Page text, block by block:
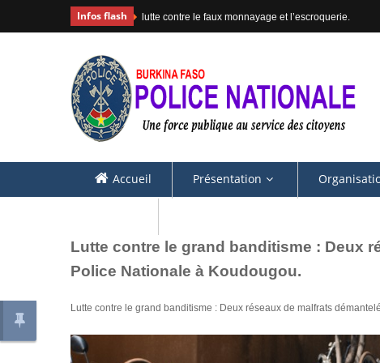
Infos flash #COMMUNIQUE
Accueil Présentation
Lutte contre le grand banditisme : Deux
Police Nationale à Koudougou.
Lutte contre le grand banditisme : Deux réseaux de malfrats